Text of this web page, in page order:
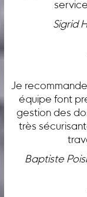
Sigrid
Je
équipe font
gestion des
très
Baptiste